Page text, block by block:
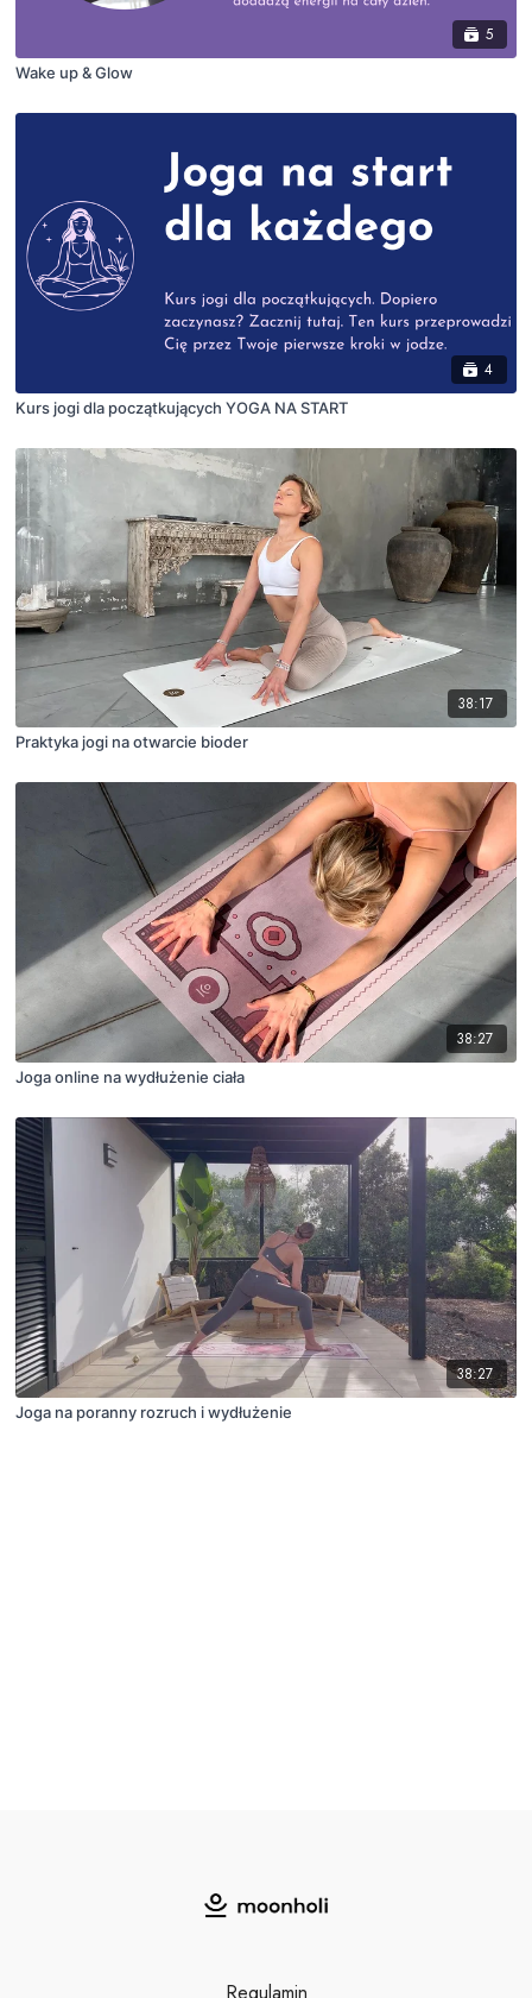
5
Wake up & Glow
4
Kurs jogi dla początkujących YOGA NA START
38:17
Praktyka jogi na otwarcie bioder
38:27
Joga online na wydłużenie ciała
38:27
Joga na poranny rozruch i wydłużenie